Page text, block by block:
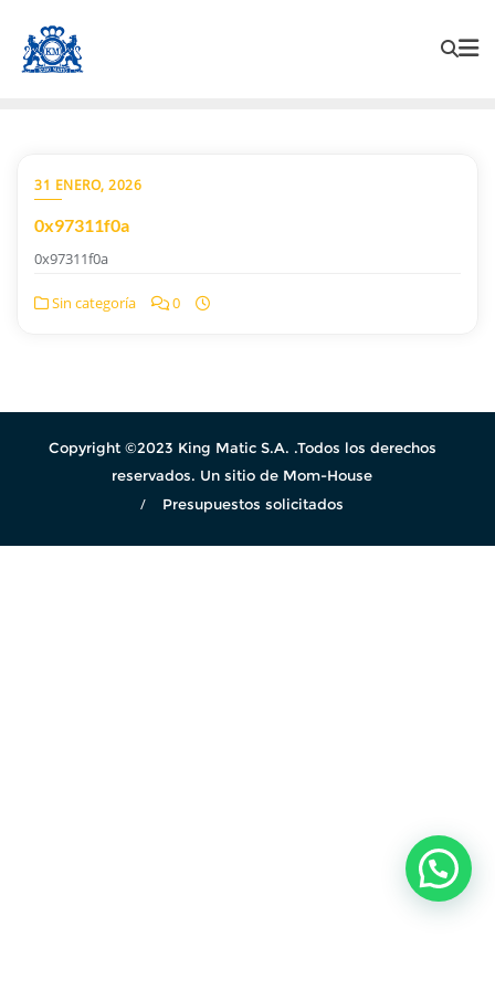
31 ENERO, 2026
0x97311f0a
0x97311f0a
Sin categoría 0
Copyright ©2023 King Matic S.A. .Todos los derechos
reservados. Un sitio de Mom-House
Presupuestos solicitados